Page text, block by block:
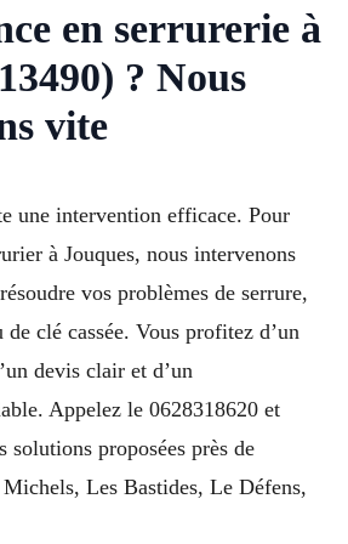
en serrurerie à
? Nous
vite
une intervention efficace. Pour
à Jouques, nous intervenons
vos problèmes de serrure,
clé cassée. Vous profitez d’un
devis clair et d’un
Appelez le 0628318620 et
solutions proposées près de
Les Bastides, Le Défens,